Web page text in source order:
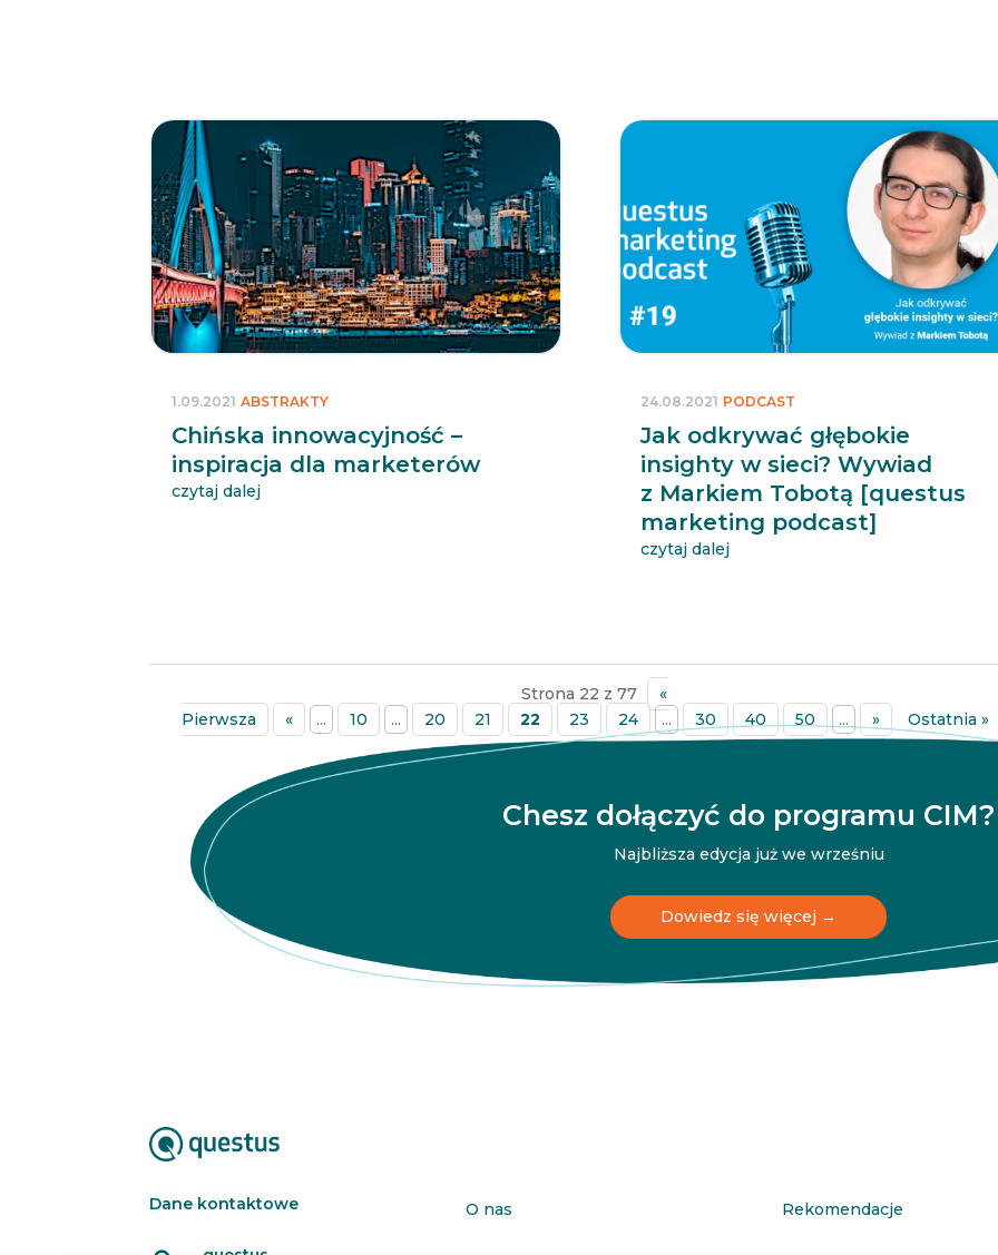
Chińska innowacyjność –
inspiracja dla marketerów
1.09.2021 ABSTRAKTY
czytaj dalej
Jak odkrywać głębokie
insighty w sieci? Wywiad
z Markiem Tobotą [questus
marketing podcast]
24.08.2021 PODCAST
czytaj dalej
Strona 22 z 77
«
Pierwsza
« ... 10 ... 20 21 22 23 24 ... 30 40 50 ... » Ostatnia »
Chesz dołączyć do programu CIM?
Najbliższa edycja już we wrześniu
Dowiedz się więcej →
Dane kontaktowe O nas Rekomendacje